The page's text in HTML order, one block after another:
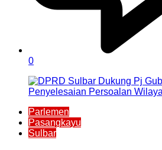
0
Parlemen
Pasangkayu
Sulbar